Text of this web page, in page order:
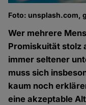
Foto: unsplash.com,
Wer mehrere
Promiskuität stolz
immer seltener
muss sich
kaum noch
eine akzeptable